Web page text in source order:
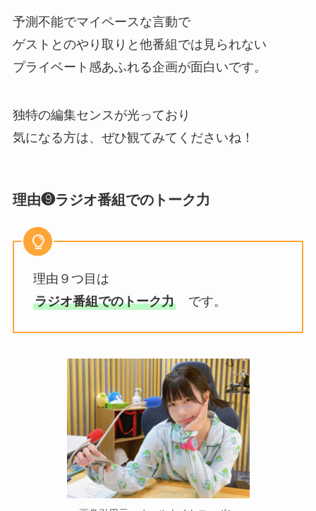
予測不能でマイペースな言動で
ゲストとのやり取りと他番組では見られない
プライベート感あふれる企画が面白いです。
独特の編集センスが光っており
気になる方は、ぜひ観てみてくださいね！
理由❾ラジオ番組でのトーク力
理由９つ目は
ラジオ番組でのトーク力です。